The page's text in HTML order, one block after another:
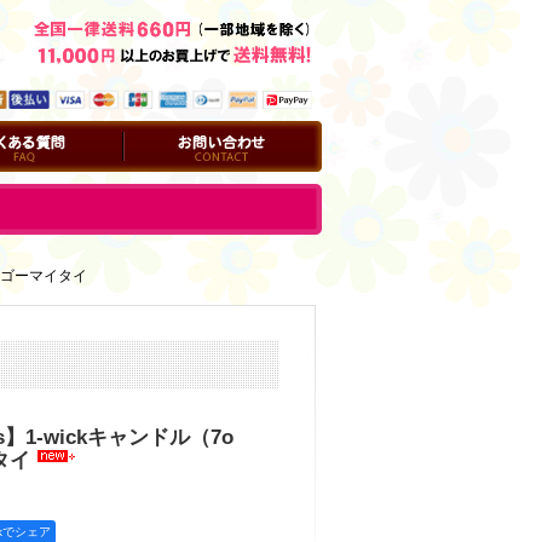
お問い合わせ
ーマイタイ
1-wickキャンドル（7o
イ
シェア